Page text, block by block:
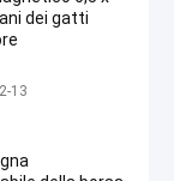
dei gatti
13